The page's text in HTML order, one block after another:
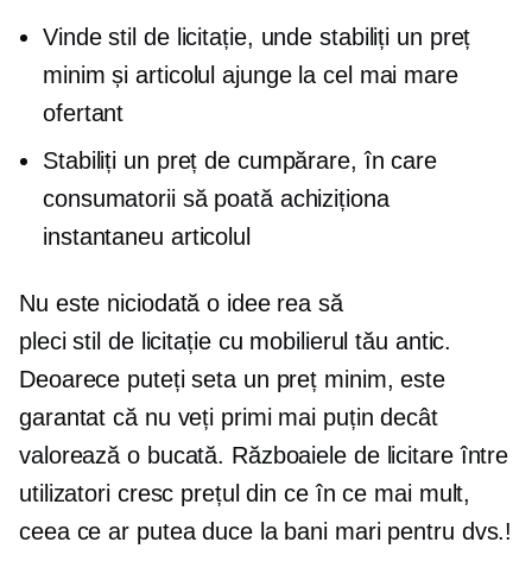
Vindestil de licitație, unde stabiliți un preț
minim și articolul ajunge la cel mai mare
ofertant
Stabiliți un preț de cumpărare, în care
consumatorii să poată achiziționa
instantaneu articolul
Nu este niciodată o idee rea să
plecistil de licitațiecu mobilierul tău antic.
Deoarece puteți seta un preț minim, este
garantat că nu veți primi mai puțin decât
valorează o bucată. Războaiele de licitare între
utilizatori cresc prețul din ce în ce mai mult,
ceea ce ar putea duce la bani mari pentru dvs.!